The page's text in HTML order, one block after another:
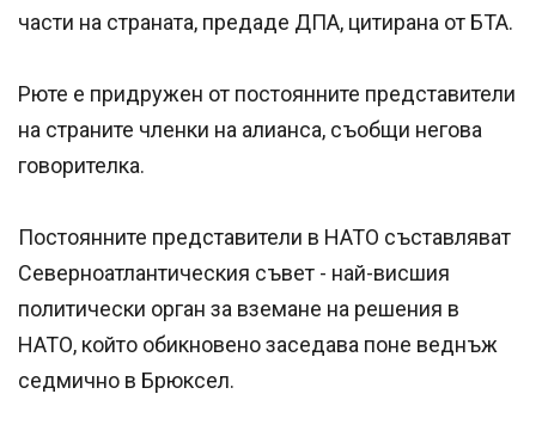
части на страната, предаде ДПА, цитирана от БТА.
Рюте е придружен от постоянните представители
на страните членки на алианса, съобщи негова
говорителка.
Постоянните представители в НАТО съставляват
Северноатлантическия съвет - най-висшия
политически орган за вземане на решения в
НАТО, който обикновено заседава поне веднъж
седмично в Брюксел.